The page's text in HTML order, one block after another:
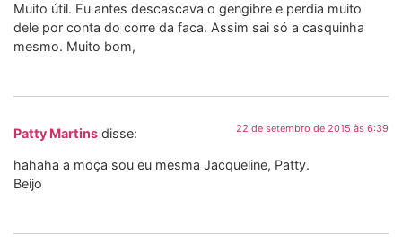
Muito útil. Eu antes descascava o gengibre e perdia muito
dele por conta do corre da faca. Assim sai só a casquinha
mesmo. Muito bom,
Patty Martins disse: 22 de setembro de 2015 às 6:39
hahaha a moça sou eu mesma Jacqueline, Patty.
Beijo